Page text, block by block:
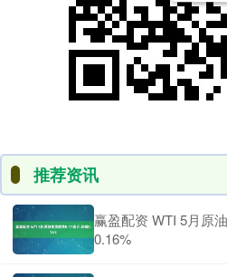
推荐资讯
赢盈配资 WTI 5月原
0.16%